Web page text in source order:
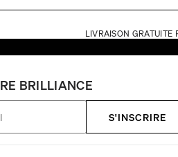
LIVRAISON GRATUITE
BRILLIANCE
S'INSCRIRE